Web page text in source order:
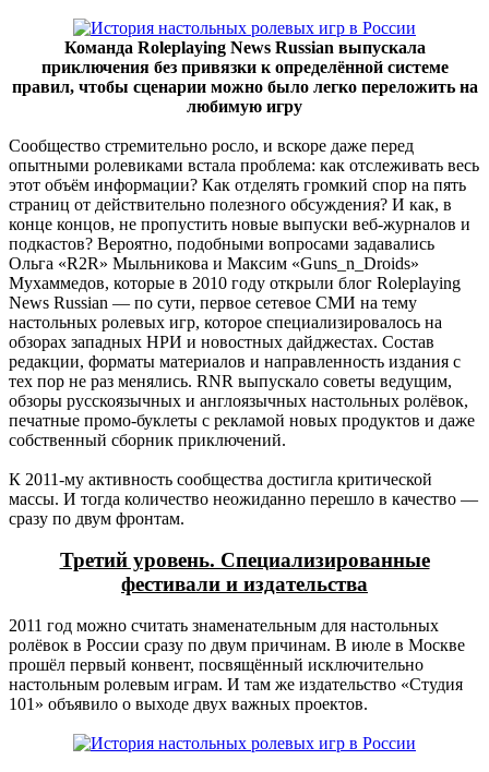
Команда Roleplaying News Russian выпускала
приключения без привязки к определённой системе
правил, чтобы сценарии можно было легко переложить на
любимую игру
Сообщество стремительно росло, и вскоре даже перед
опытными ролевиками встала проблема: как отслеживать весь
этот объём информации? Как отделять громкий спор на пять
страниц от действительно полезного обсуждения? И как, в
конце концов, не пропустить новые выпуски веб-журналов и
подкастов? Вероятно, подобными вопросами задавались
Ольга «R2R» Мыльникова и Максим «Guns_n_Droids»
Мухаммедов, которые в 2010 году открыли блог Roleplaying
News Russian — по сути, первое сетевое СМИ на тему
настольных ролевых игр, которое специализировалось на
обзорах западных НРИ и новостных дайджестах. Состав
редакции, форматы материалов и направленность издания с
тех пор не раз менялись. RNR выпускало советы ведущим,
обзоры русскоязычных и англоязычных настольных ролёвок,
печатные промо-буклеты с рекламой новых продуктов и даже
собственный сборник приключений.
К 2011-му активность сообщества достигла критической
массы. И тогда количество неожиданно перешло в качество —
сразу по двум фронтам.
Третий уровень. Специализированные
фестивали и издательства
2011 год можно считать знаменательным для настольных
ролёвок в России сразу по двум причинам. В июле в Москве
прошёл первый конвент, посвящённый исключительно
настольным ролевым играм. И там же издательство «Студия
101» объявило о выходе двух важных проектов.